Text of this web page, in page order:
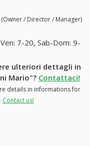
(Owner / Director / Manager)
7-20, Sab-Dom: 9-
ulteriori dettagli in
Mario"? Contattaci!
details in informations for
Contact us!